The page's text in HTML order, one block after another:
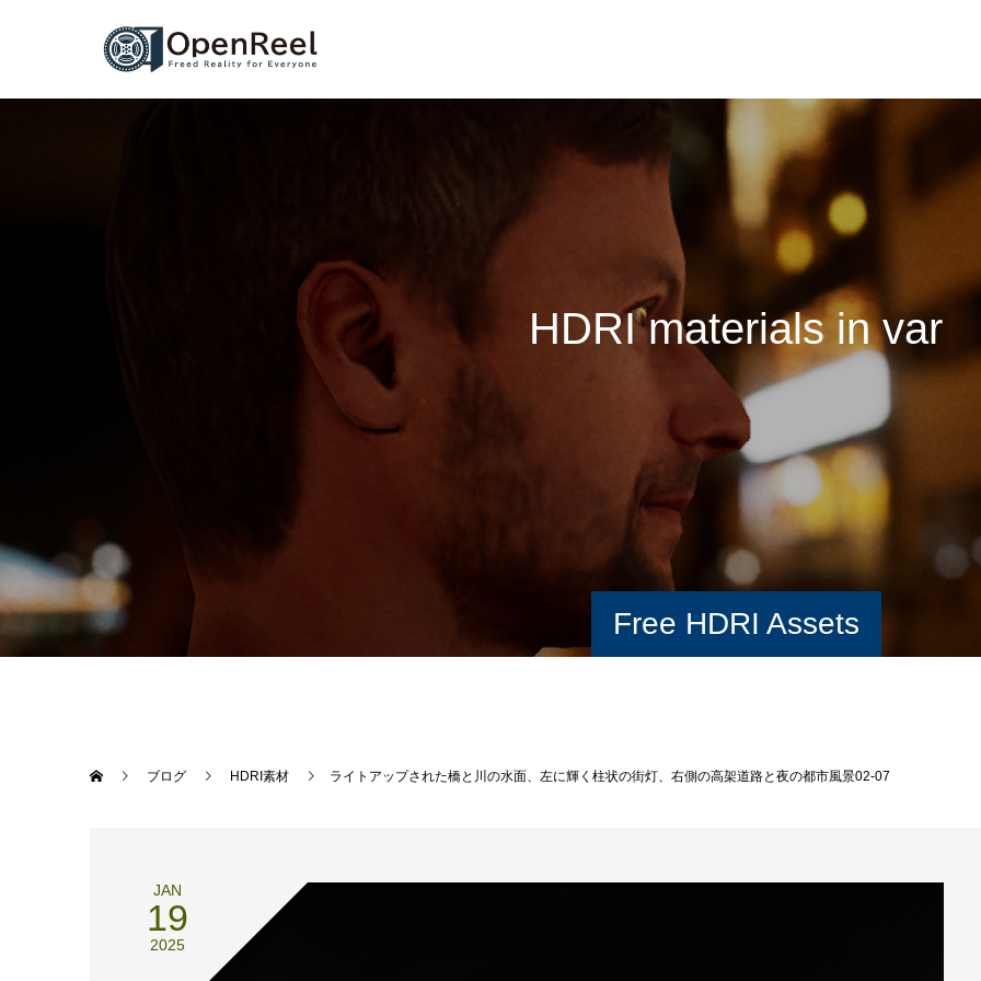
Free HDRI Assets
H DR aterials in various part
ブログ HDRI素材 ライトアップされた橋と川の水面、左に輝く柱状の街灯、右側の高架道路と夜の都市風景02-07
JAN
19
2025